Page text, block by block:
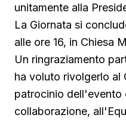
unitamente alla
La Giornata si
alle ore 16, in Chiesa
Un ringraziamento
ha voluto rivolgerlo al
patrocinio dell'evento
collaborazione,